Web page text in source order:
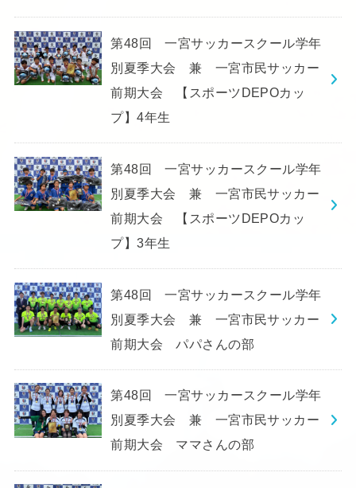
第48回 一宮サッカースクール学年
別夏季大会 兼 一宮市民サッカー
前期大会 【スポーツDEPOカッ
プ】4年生
第48回 一宮サッカースクール学年
別夏季大会 兼 一宮市民サッカー
前期大会 【スポーツDEPOカッ
プ】3年生
第48回 一宮サッカースクール学年
別夏季大会 兼 一宮市民サッカー
前期大会 パパさんの部
第48回 一宮サッカースクール学年
別夏季大会 兼 一宮市民サッカー
前期大会 ママさんの部